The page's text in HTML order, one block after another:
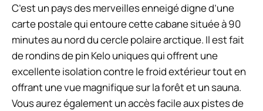
C’est un pays des merveilles enneigé digne d’une
carte postale qui entoure cette cabane située à 90
minutes au nord du cercle polaire arctique. Il est fait
de rondins de pin Kelo uniques qui offrent une
excellente isolation contre le froid extérieur tout en
offrant une vue magnifique sur la forêt et un sauna.
Vous aurez également un accès facile aux pistes de